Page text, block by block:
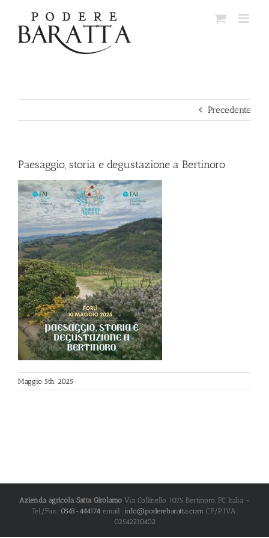
contenuto
Precedente
Paesaggio, storia e degustazione a Bertinoro
Maggio 5th, 2025
Azienda agricola Satta Girolamo Via Collinello 1075 Bertinoro, FC Italia -
Tel/Fax: 0543-444174email: info@poderebaratta.com CF/P.IVA:
02542210402